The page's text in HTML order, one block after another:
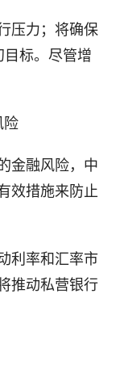
压力；将确保
目标。尽管增
融风险，中
效措施来防止
利率和汇率市
推动私营银行